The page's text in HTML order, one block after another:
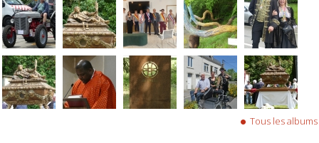
Tous les albums